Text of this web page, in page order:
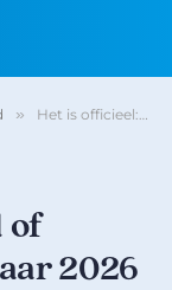
» Het is officieel: World of Frozen opent in voorjaar 2026
of
2026